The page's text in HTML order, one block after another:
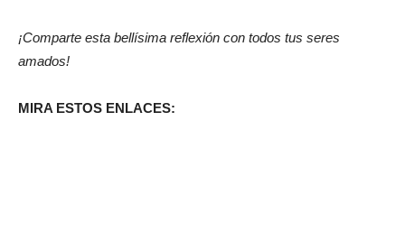
¡Comparte esta bellísima reflexión con todos tus seres
amados!
MIRA ESTOS ENLACES: